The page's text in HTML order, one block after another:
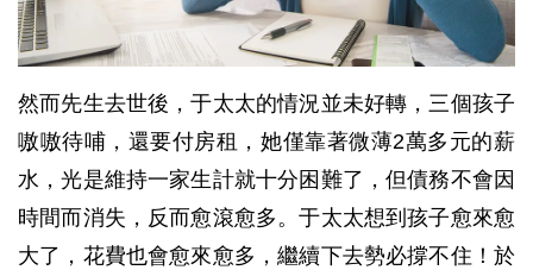
然而先生去世後，于太太的情況並未好轉，三個孩子
嗷嗷待哺，還要付房租，她僅靠著微薄2萬多元的薪
水，光是維持一家生計就十分困難了，但債務不會因
時間而消失，反而愈滾愈多。于太太想到孩子愈來愈
大了，花費也會愈來愈多，繼續下去勢必撐不住！於